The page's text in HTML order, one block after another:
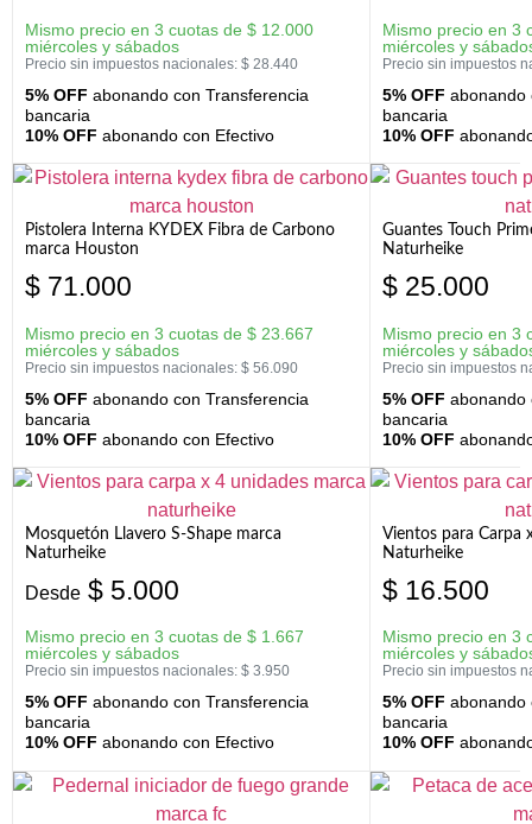
Mismo precio en 3 cuotas de $ 12.000
miércoles y sábados
Precio sin impuestos nacionales: $ 28.440
5% OFF abonando con Transferencia
bancaria
10% OFF abonando con Efectivo
Mismo precio en 3
miércoles y
Precio sin impuestos
5% OFF abonando
bancaria
10% OFF
Pistolera Interna KYDEX Fibra de Carbono
marca Houston
$ 71.000
Mismo precio en 3 cuotas de $ 23.667
miércoles y sábados
Precio sin impuestos nacionales: $ 56.090
5% OFF abonando con Transferencia
bancaria
10% OFF abonando con Efectivo
Guantes Touch
Naturheike
$ 25.000
Mismo precio en 3
miércoles y
Precio sin impuestos
5% OFF abonando
bancaria
10% OFF
Mosquetón Llavero S-Shape marca
Naturheike
Desde $ 5.000
Mismo precio en 3 cuotas de $ 1.667
miércoles y sábados
Precio sin impuestos nacionales: $ 3.950
5% OFF abonando con Transferencia
bancaria
10% OFF abonando con Efectivo
Vientos para Carpa
Naturheike
$ 16.500
Mismo precio en 3
miércoles y
Precio sin impuestos
5% OFF abonando
bancaria
10% OFF